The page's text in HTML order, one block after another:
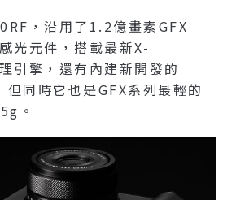
，沿用了1.2億畫素GFX
光元件，搭載最新X-
引擎，還有內建新開發的
同時它也是GFX系列最輕的
。